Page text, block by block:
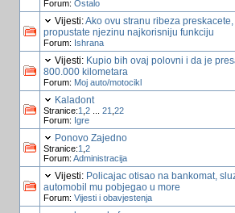
Forum: Ostalo
Vijesti:Ako ovu stranu ribeza
propustate njezinu najkorisniju funkciju
Forum: Ishrana
Vijesti: Kupio bih ovaj polovni i da je
800.000 kilometara
Forum: Moj auto/motocikl
Kaladont
Stranice:1 2... 21 22
Forum: Igre
Ponovo Zajedno
Stranice:1 2
Forum: Administracija
Vijesti: Policajac otisao na bankomat,
automobil mu pobjegao u more
Forum: Vijesti i obavjestenja